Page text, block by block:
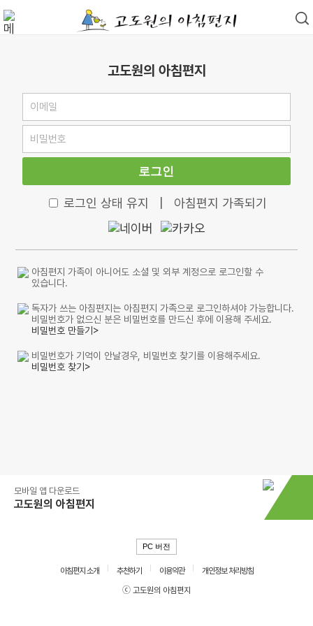
고도원의 아침편지
로그인
로그인 상태 유지 아침편지 가족되기
아침편지 가족이 아니어도 소셜 및 외부 계정으로 로그인할 수
있습니다.
독자가 쓰는 아침편지는 아침편지 가족으로 로그인하셔야 가능합니다.
비밀번호가 없으신 분은 비밀번호를 만드신 후에 이용해 주세요.
비밀번호 만들기>
비밀번호가 기억이 안날경우, 비밀번호 찾기를 이용해주세요.
비밀번호 찾기>
모바일 앱 다운로드
고도원의 아침편지
PC 버전
아침편지 소개 추천하기 이용약관
개인정보 처리방침
ⓒ 고도원의 아침편지